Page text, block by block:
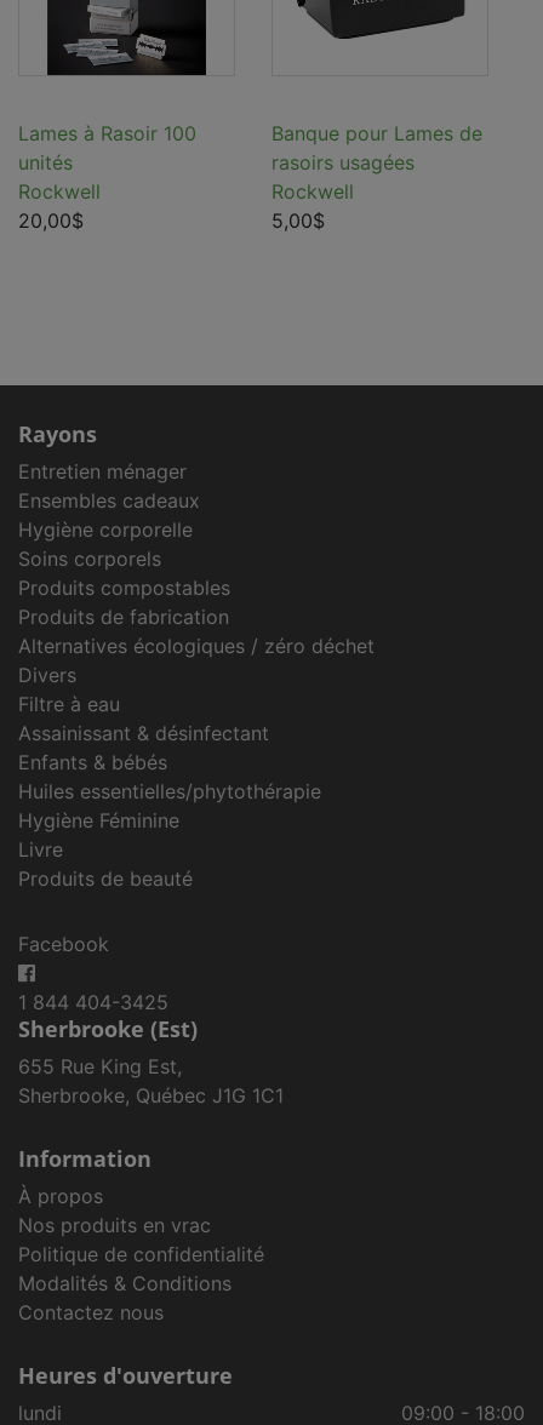
Lames à Rasoir 100
unités
Rockwell
20,00$
Banque pour Lames de
rasoirs usagées
Rockwell
5,00$
Rayons
Entretien ménager
Ensembles cadeaux
Hygiène corporelle
Soins corporels
Produits compostables
Produits de fabrication
Alternatives écologiques / zéro déchet
Divers
Filtre à eau
Assainissant & désinfectant
Enfants & bébés
Huiles essentielles/phytothérapie
Hygiène Féminine
Livre
Produits de beauté
Facebook
1 844 404-3425
Sherbrooke (Est)
655 Rue King Est,
Sherbrooke, Québec J1G 1C1
Information
À propos
Nos produits en vrac
Politique de confidentialité
Modalités & Conditions
Contactez nous
Heures d'ouverture
lundi 09:00 - 18:00